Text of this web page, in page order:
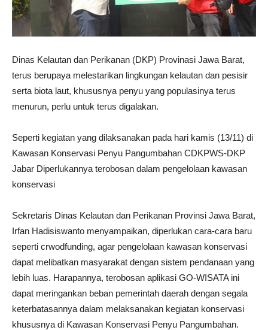
Dinas Kelautan dan Perikanan (DKP) Provinasi Jawa Barat,
terus berupaya melestarikan lingkungan kelautan dan pesisir
serta biota laut, khususnya penyu yang populasinya terus
menurun, perlu untuk terus digalakan.
Seperti kegiatan yang dilaksanakan pada hari kamis (13/11) di
Kawasan Konservasi Penyu Pangumbahan CDKPWS-DKP
Jabar Diperlukannya terobosan dalam pengelolaan kawasan
konservasi
Sekretaris Dinas Kelautan dan Perikanan Provinsi Jawa Barat,
Irfan Hadisiswanto menyampaikan, diperlukan cara-cara baru
seperti crwodfunding, agar pengelolaan kawasan konservasi
dapat melibatkan masyarakat dengan sistem pendanaan yang
lebih luas. Harapannya, terobosan aplikasi GO-WISATA ini
dapat meringankan beban pemerintah daerah dengan segala
keterbatasannya dalam melaksanakan kegiatan konservasi
khususnya di Kawasan Konservasi Penyu Pangumbahan.